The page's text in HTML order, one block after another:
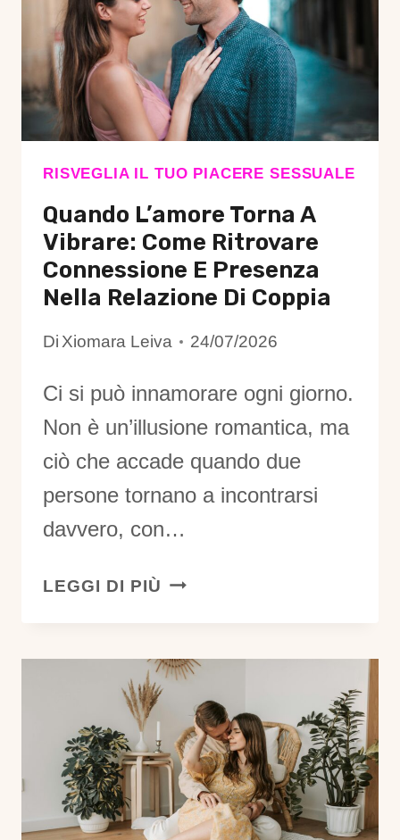
TRASFORMA
IN
LIBERTÀ:
LA
RINASCITA
DEL
PIACERE
RISVEGLIA IL TUO PIACERE SESSUALE
Quando L’amore Torna A
Vibrare: Come Ritrovare
Connessione E Presenza
Nella Relazione Di Coppia
Di Xiomara Leiva 24/07/2026
Ci si può innamorare ogni giorno.
Non è un’illusione romantica, ma
ciò che accade quando due
persone tornano a incontrarsi
davvero, con…
LEGGI DI PIÙ QUANDO
A
VIBRARE:
COME
RITROVARE
CONNESSIONE
E
PRESENZA